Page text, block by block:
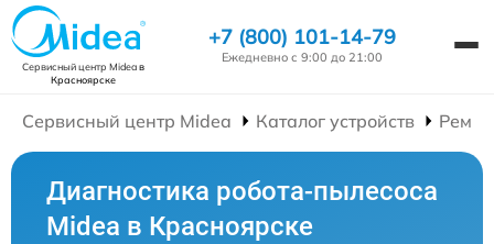
Сервисный центр Mideaв
Красноярске
+7 (800) 101-14-79
Ежедневно с 9:00 до 21:00
Сервисный центр Midea Каталог устройств
Диагностика робота-пылесоса
Midea в Красноярске